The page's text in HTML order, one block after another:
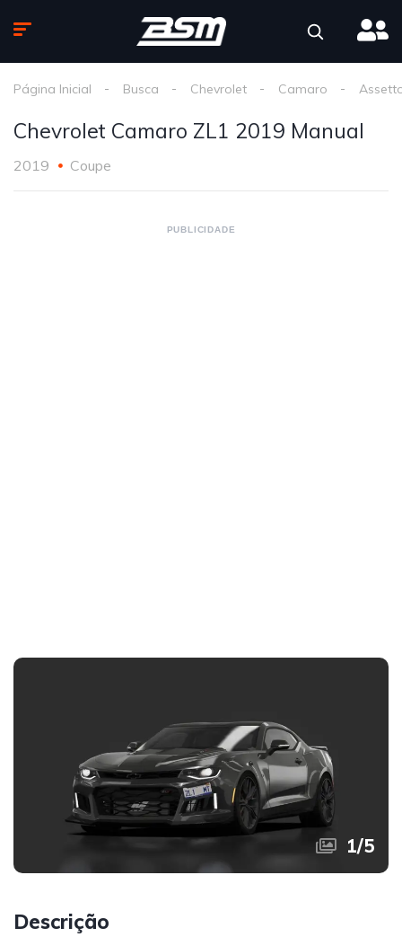
Página Inicial Busca Chevrolet Camaro
Chevrolet Camaro ZL1 2019 Manual
2019 Coupe
PUBLICIDADE
1/5
Descrição